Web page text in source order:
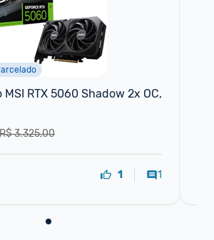
RTX 5060 Shadow 2x OC,
R$ 3.325,00
1 1